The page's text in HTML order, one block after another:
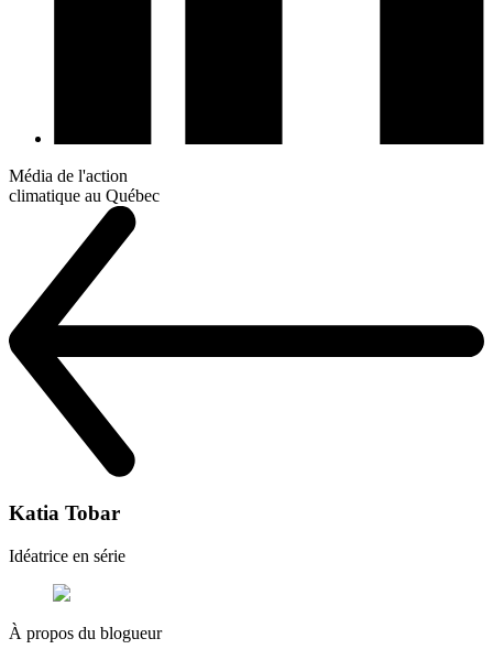
Média de l'action
climatique au Québec
Katia Tobar
Idéatrice en série
À propos du blogueur